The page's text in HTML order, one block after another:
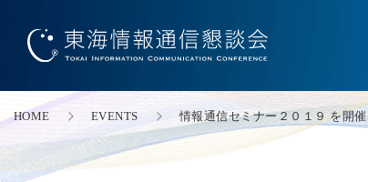
HOME EVENTS 情報通信セミナー２０１９ を開催